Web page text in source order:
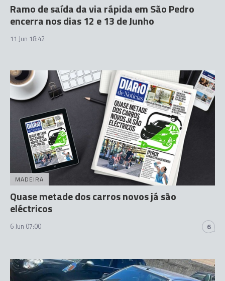
Ramo de saída da via rápida em São Pedro
encerra nos dias 12 e 13 de Junho
11 Jun 18:42
MADEIRA
Quase metade dos carros novos já são
eléctricos
6 Jun 07:00 6